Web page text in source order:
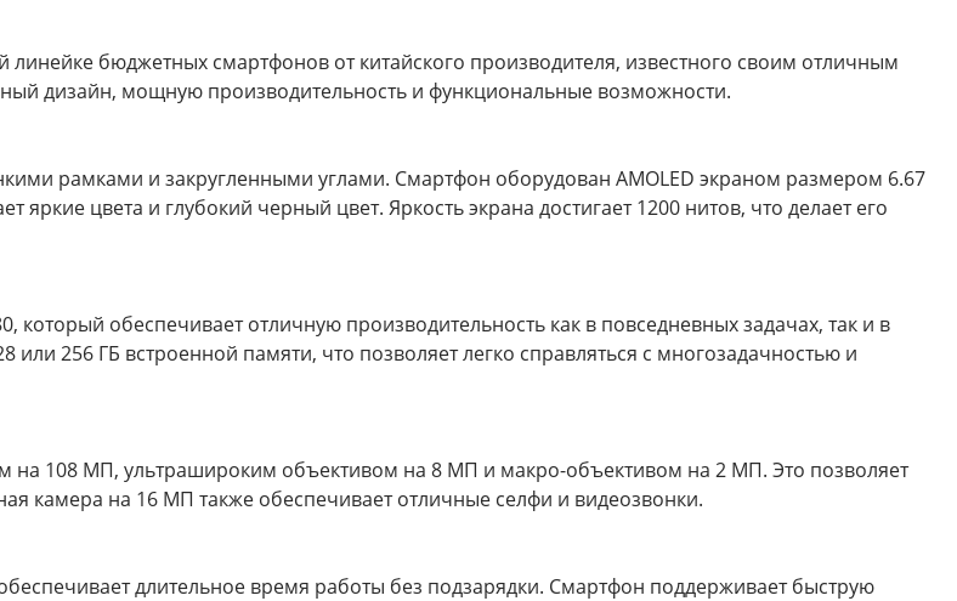
бюджетных смартфонов от китайского производителя, известного своим отличным
дизайн, мощную производительность и функциональные возможности.
рамками и закругленными углами. Смартфон оборудован AMOLED экраном размером 6.67
цвета и глубокий черный цвет. Яркость экрана достигает 1200 нитов, что делает его
обеспечивает отличную производительность как в повседневных задачах, так и в
256 ГБ встроенной памяти, что позволяет легко справляться с многозадачностью и
108 МП, ультрашироким объективом на 8 МП и макро-объективом на 2 МП. Это позволяет
камера на 16 МП также обеспечивает отличные селфи и видеозвонки.
длительное время работы без подзарядки. Смартфон поддерживает быструю